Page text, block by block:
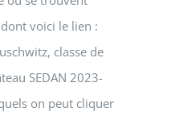
voici le lien :
classe de
SEDAN 2023-
on peut cliquer